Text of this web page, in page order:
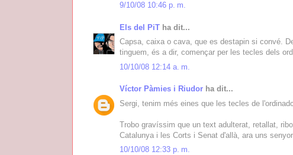
9/10/08 10:46 p. m.
Els del PiT ha dit...
Capsa, caixa o cava, que es destapin si convé.
tinguem, és a dir, començar per les tecles dels
10/10/08 12:14 a. m.
Víctor Pàmies i Riudor ha dit...
Sergi, tenim més eines que les tecles de
Trobo gravíssim que un text adulterat, retallat,
Catalunya i les Corts i Senat d'allà, ara uns
10/10/08 12:33 p. m.